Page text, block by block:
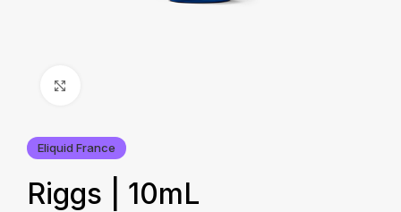
Eliquid France
Riggs | 10mL